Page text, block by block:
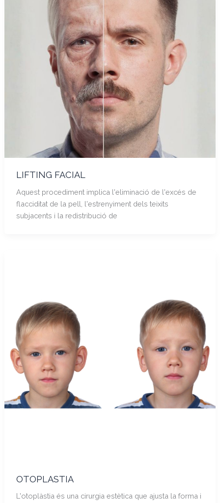
LIFTING FACIAL
Aquest procediment implica l'eliminació de l'excés de
flacciditat de la pell, l'estrenyiment dels teixits
subjacents i la redistribució de
OTOPLASTIA
L'otoplàstia és una cirurgia estètica que ajusta la forma i